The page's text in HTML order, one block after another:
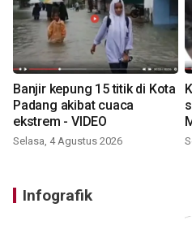
Banjir kepung 15 titik di Kota
Padang akibat cuaca
ekstrem - VIDEO
Selasa, 4 Agustus 2026
Infografik